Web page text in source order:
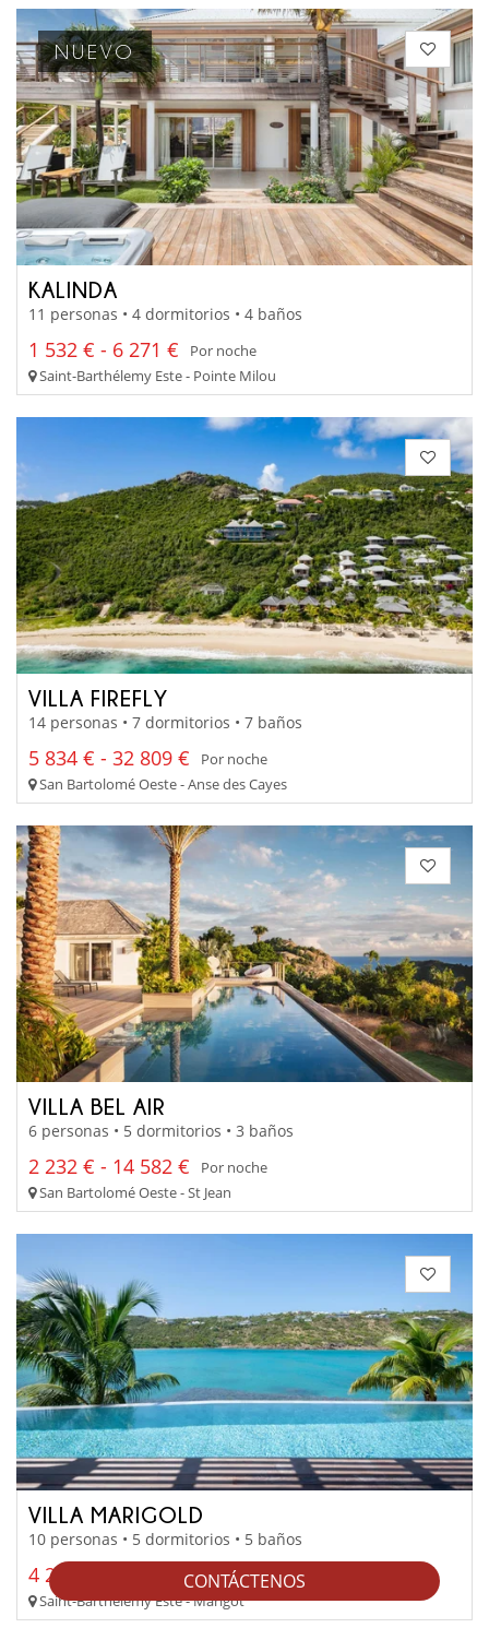
CONTÁCTENOS
NUEVO
KALINDA
11 personas • 4 dormitorios • 4 baños
1 532 € - 6 271 €
Por noche
Saint-Barthélemy Este - Pointe Milou
VILLA FIREFLY
14 personas • 7 dormitorios • 7 baños
5 834 € - 32 809 €
Por noche
San Bartolomé Oeste - Anse des Cayes
VILLA BEL AIR
6 personas • 5 dormitorios • 3 baños
2 232 € - 14 582 €
Por noche
San Bartolomé Oeste - St Jean
VILLA MARIGOLD
10 personas • 5 dormitorios • 5 baños
4 229 € - 18 957 € Por noche
Saint-Barthélemy Este - Marigot